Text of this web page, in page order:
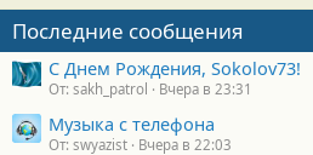
Последние сообщения
С Днем Рождения, Sokolov73!
От: sakh_patrol Вчера в 23:31
Музыка с телефона
От: swyazist Вчера в 22:03